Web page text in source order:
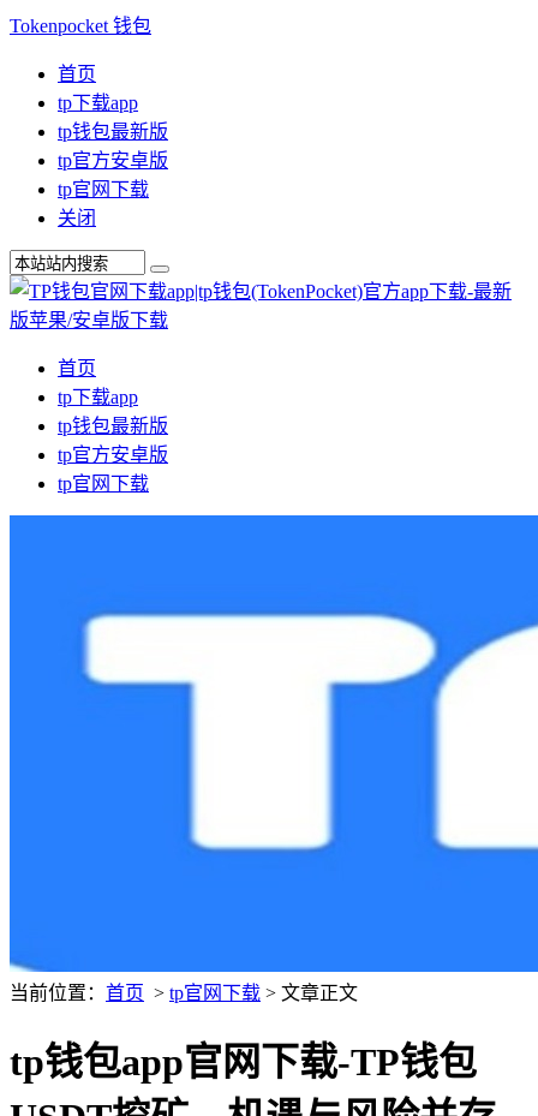
Tokenpocket 钱包
首页
tp下载app
tp钱包最新版
tp官方安卓版
tp官网下载
关闭
首页
tp下载app
tp钱包最新版
tp官方安卓版
tp官网下载
当前位置： 首页 > tp官网下载 > 文章正文
tp钱包app官网下载-TP钱包